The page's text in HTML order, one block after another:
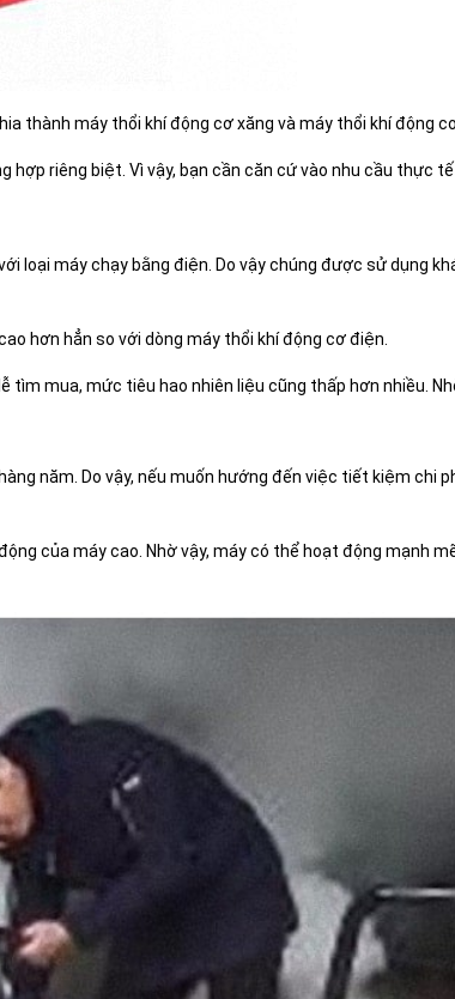
thành máy thổi khí động cơ xăng và máy thổi khí động
riêng biệt. Vì vậy, bạn cần căn cứ vào nhu cầu thực
loại máy chạy bằng điện. Do vậy chúng được sử dụng
hơn hẳn so với dòng máy thổi khí động cơ điện.
tìm mua, mức tiêu hao nhiên liệu cũng thấp hơn nhiều.
năm. Do vậy, nếu muốn hướng đến việc tiết kiệm chi
của máy cao. Nhờ vậy, máy có thể hoạt động mạnh